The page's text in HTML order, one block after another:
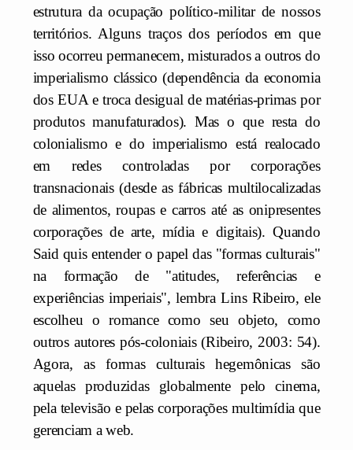
estrutura da ocupação político-militar de nossos
territórios. Alguns traços dos períodos em que
isso ocorreu permanecem, misturados a outros do
imperialismo clássico (dependência da economia
dos EUA e troca desigual de matérias-primas por
produtos manufaturados). Mas o que resta do
colonialismo e do imperialismo está realocado
em redes controladas por corporações
transnacionais (desde as fábricas multilocalizadas
de alimentos, roupas e carros até as onipresentes
corporações de arte, mídia e digitais). Quando
Said quis entender o papel das "formas culturais"
na formação de "atitudes, referências e
experiências imperiais", lembra Lins Ribeiro, ele
escolheu o romance como seu objeto, como
outros autores pós-coloniais (Ribeiro, 2003: 54).
Agora, as formas culturais hegemônicas são
aquelas produzidas globalmente pelo cinema,
pela televisão e pelas corporações multimídia que
gerenciam a web.